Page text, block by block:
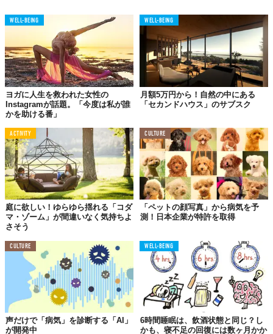
と。
05.
よりよいストレス管理が
実現できる
植物や緑豊かな環境での生活は、 ストレスを減少させる
。自身の
ストレス管理の改善につながるはず。
WELL-BEING
ヨガに人生を救われた女性の
Instagramが話題。「今度は私が誰
かを助ける番」
WELL-BEING
月額5万円から！自然の中にある
「セカンドハウス」のサブスク
ACTIVITY
庭に欲しい！ゆらゆら揺れる「コダ
マ・ゾーム」が間違いなく気持ちよ
さそう
CULTURE
「ペットの顔写真」から病気を予
測！日本企業が特許を取得
CULTURE
声だけで「病気」を診断する「AI」
が開発中
WELL-BEING
6時間睡眠は、飲酒状態と同じ？し
かも、寝不足の回復には数ヶ月かか